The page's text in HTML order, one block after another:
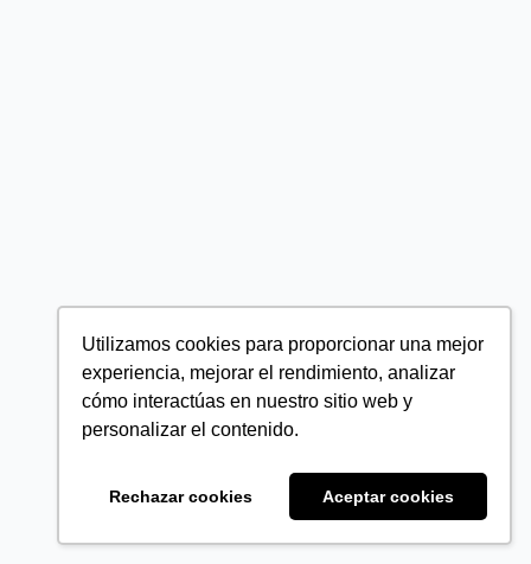
Utilizamos cookies para proporcionar una mejor
experiencia, mejorar el rendimiento, analizar
cómo interactúas en nuestro sitio web y
personalizar el contenido.
Rechazar cookies Aceptar cookies